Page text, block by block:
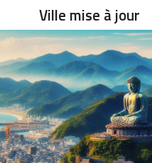
Ville mise à jour